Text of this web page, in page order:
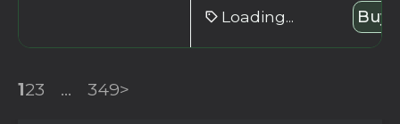
Loading... Buy
123 ... 349>